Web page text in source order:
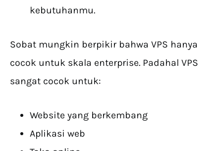
kebutuhanmu.
Sobat mungkin berpikir bahwa VPS hanya
cocok untuk skala enterprise. Padahal VPS
sangat cocok untuk:
Website yang berkembang
Aplikasi web